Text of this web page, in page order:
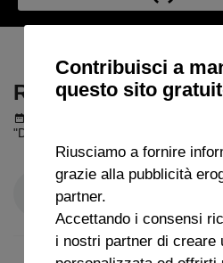
RASSEGNA
RASSEGNA
"Davide Torchia" su dirigenza e ruoli
Contribuisci a
questo sito
Riusciamo a fornire
grazie alla pubblicità
partner.
Accettando i consensi
i nostri partner di creare